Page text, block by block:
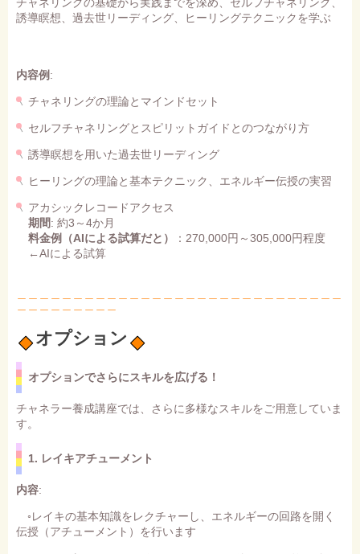
誘導瞑想、過去世リーディング、ヒーリングテクニックを学ぶ
内容例:
チャネリングの理論とマインドセット
セルフチャネリングとスピリットガイドとのつながり方
誘導瞑想を用いた過去世リーディング
ヒーリングの理論と基本テクニック、エネルギー伝授の実習
アカシックレコードアクセス
期間: 約3～4か月
料金例 （AIによる試算だと）
：270,000円～305,000円程度
←AIによる試算
オプション
オプションでさらにスキルを広げる！
チャネラー養成講座では、さらに多様なスキルをご用意していま
す。
1. レイキアチューメント
内容:
◦レイキの基本知識をレクチャーし、エネルギーの回路を開く
伝授（アチューメント）を行います